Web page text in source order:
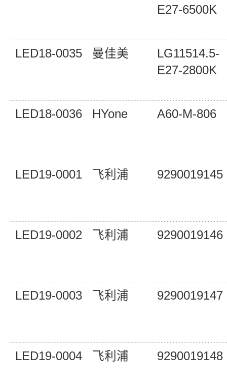
E27-6500K
LED18-0035 曼佳美
LG11514.5-
E27-2800K
LED18-0036 HYone A60-M-806
LED19-0001 飞利浦 9290019145
LED19-0002 飞利浦 9290019146
LED19-0003 飞利浦 9290019147
LED19-0004 飞利浦 9290019148